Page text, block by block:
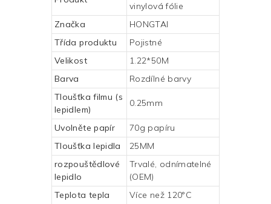
vinylová fólie
Značka
HONGTAI
Třída produktu
Pojistné
Velikost
1.22*50M
Barva
Rozdílné barvy
Tloušťka filmu (s
lepidlem)
0.25mm
Uvolněte papír
70g papíru
Tloušťka lepidla
25MM
rozpouštědlové
lepidlo
Trvalé, odnímatelné
(OEM)
Teplota tepla
Více než 120°C